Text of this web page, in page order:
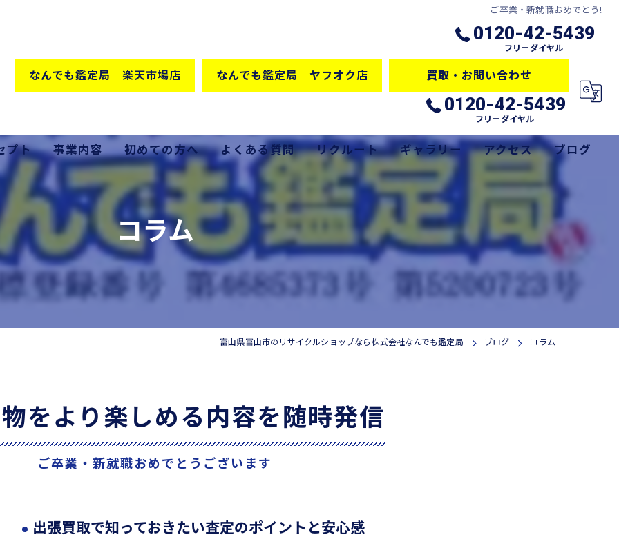
ご卒業・新就職おめでとう!
0120-42-5439
フリーダイヤル
なんでも鑑定局 楽天市場店 なんでも鑑定局 ヤフオク店 買取・お問い合わせ
0120-42-5439
フリーダイヤル
プト
秘密
事業内容
販売
出張買取
家具
初めての方へ よくある質問 リクルート ギャラリー
サービス
アクセス ブログ
コラム
コラム
富山県富山市のリサイクルショップなら株式会社なんでも鑑定局 ブログ コラム
をより楽しめる内容を随時発信
ご卒業・新就職おめでとうございます
出張買取で知っておきたい査定のポイントと安心感